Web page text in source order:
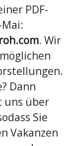
PDF-
. Wir
Dann
uns über
Sie
Vakanzen